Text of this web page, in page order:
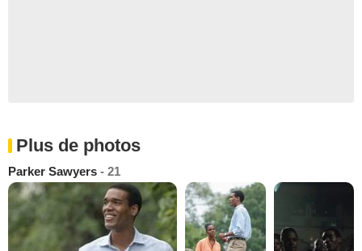
Plus de photos
Parker Sawyers - 21